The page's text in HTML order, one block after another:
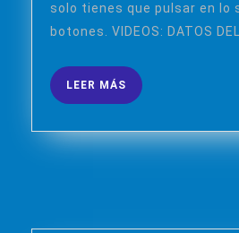
solo tienes que pulsar en lo
botones. VIDEOS: DATOS
LEER MÁS LEER
MÁS